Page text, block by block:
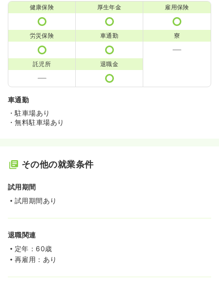
健康保険 厚生年金 雇用保険
労災保険 車通勤 寮
託児所 退職金
車通勤
・駐車場あり
・無料駐車場あり
その他の就業条件
試用期間
試用期間あり
退職関連
定年：60歳
再雇用：あり